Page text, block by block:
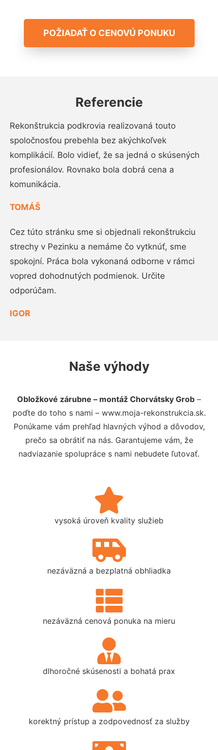
POŽIADAŤ O CENOVÚ PONUKU
Referencie
Rekonštrukcia podkrovia realizovaná touto
spoločnosťou prebehla bez akýchkoľvek
komplikácií. Bolo vidieť, že sa jedná o skúsených
profesionálov. Rovnako bola dobrá cena a
komunikácia.
TOMÁŠ
Cez túto stránku sme si objednali rekonštrukciu
strechy v Pezinku a nemáme čo vytknúť, sme
spokojní. Práca bola vykonaná odborne v rámci
vopred dohodnutých podmienok. Určite
odporúčam.
IGOR
Naše výhody
Obložkové zárubne – montáž Chorvátsky Grob –
poďte do toho s nami – www.moja-rekonstrukcia.sk.
Ponúkame vám prehľad hlavných výhod a dôvodov,
prečo sa obrátiť na nás. Garantujeme vám, že
nadviazanie spolupráce s nami nebudete ľutovať.
vysoká úroveň kvality služieb
nezáväzná a bezplatná obhliadka
nezáväzná cenová ponuka na mieru
dlhoročné skúsenosti a bohatá prax
korektný prístup a zodpovednosť za služby